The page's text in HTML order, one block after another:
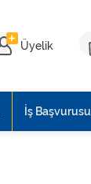
Üyelik
İş Başvurusu